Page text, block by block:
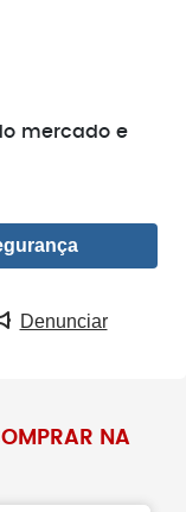
mercado e
Denunciar
NA